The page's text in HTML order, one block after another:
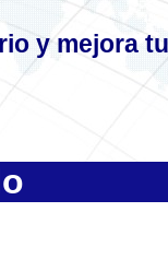
y mejora